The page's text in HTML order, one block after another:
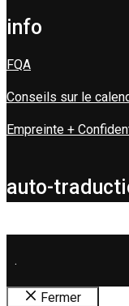
info
FQA
Conseils sur le
Empreinte +
auto-
.
Fermer